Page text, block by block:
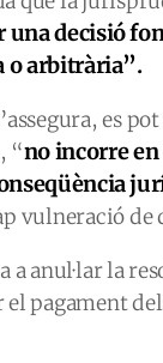
decisió
o arbitrària”.
es
“no incorre
vulneració de
a anul·lar la
pagament